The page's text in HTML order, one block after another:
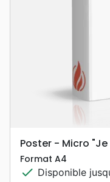
Poster - Micro
Format A4
check Disponible